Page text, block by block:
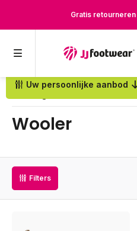
Gratis retourneren
Uw persoonlijke aanbod
Wooler
Filters